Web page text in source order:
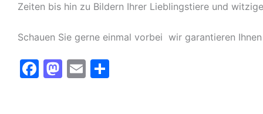
Zeiten bis hin zu Bildern Ihrer Lieblingstiere und
Schauen Sie gerne einmal vorbei  wir garantieren
F
M E